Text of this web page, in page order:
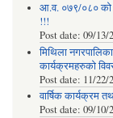
आ.व. ०७९/०८० को
!!!
Post date: 09/13/
मिथिला
कार्यक्रमहरुको
Post date: 11/22/
वार्षिक कार्यक्रम
Post date: 09/10/